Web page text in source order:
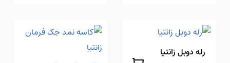
رله دوبل زانتیا